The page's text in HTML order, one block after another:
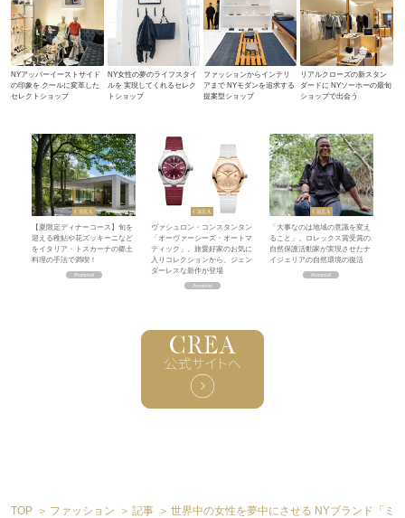
NYアッパーイーストサイド
の印象を クールに変革した
セレクトショップ
NY女性の夢のライフスタイ
ルを 実現してくれるセレク
トショップ
ファッションからインテリ
アまで NYモダンを追求する
提案型ショップ
リアルクローズの新スタン
ダードに NYソーホーの最旬
ショップで出会う
【夏限定ディナーコース】旬を
迎える稚鮎や花ズッキーニなど
をイタリア・トスカーナの郷土
料理の手法で満喫！
ヴァシュロン・コンスタンタン
「オーヴァーシーズ・オートマ
ティック」。旅愛好家のお気に
入りコレクションから、ジェン
ダーレスな新作が登場
「大事なのは地域の意識を変え
ること」。ロレックス賞受賞の
自然保護活動家が実現させたナ
イジェリアの自然環境の復活
TOP ファッション 記事 世界中の女性を夢中にさせる NYブランド「ミ